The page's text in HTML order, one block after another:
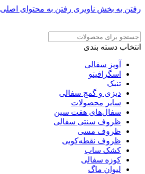
رفتن به بخش ناوبری رفتن به محتوای اصلی
انتخاب دسته بندی
آویز سفالی
اسگرافیتو
تنبک
دیزی و گمج سفالی
سایر محصولات
سفال‌های هفت‌ سین
ظروف سنتی سفالی
ظروف مسی
ظروف نقطه‌کوبی
کشک ساب
کوزه سفالی
لیوان ماگ